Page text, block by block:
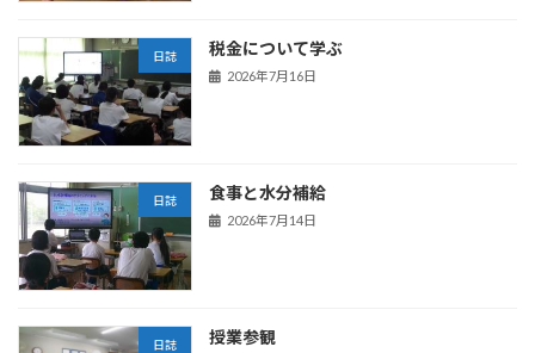
日誌 税金について学ぶ
2026年7月16日
日誌 食事と水分補給
2026年7月14日
日誌 授業参観